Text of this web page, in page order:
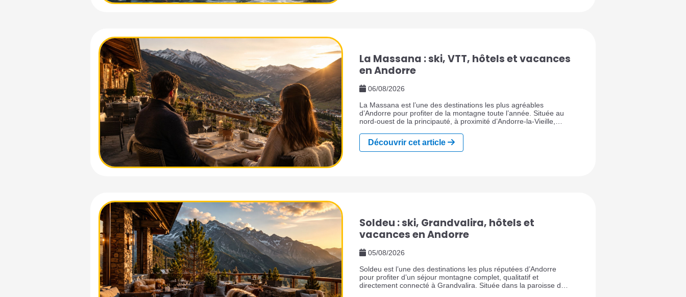
La Massana : ski, VTT, hôtels et vacances
en Andorre
06/08/2026
La Massana est l’une des destinations les plus agréables
d’Andorre pour profiter de la montagne toute l’année. Située au
nord-ouest de la principauté, à proximité d’Andorre-la-Vieille,
cette ville de montagne séduit par son accès direct à Pal Arinsal,
sa télécabine au cœur de la ville, ses hôtels pratiques, ses
restaurants, ses commerces et son ambiance pyrénéenne.
Découvrir cet article
Soldeu : ski, Grandvalira, hôtels et
vacances en Andorre
05/08/2026
Soldeu est l’une des destinations les plus réputées d’Andorre
pour profiter d’un séjour montagne complet, qualitatif et
directement connecté à Grandvalira. Située dans la paroisse de